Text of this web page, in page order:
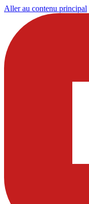
Aller au contenu principal